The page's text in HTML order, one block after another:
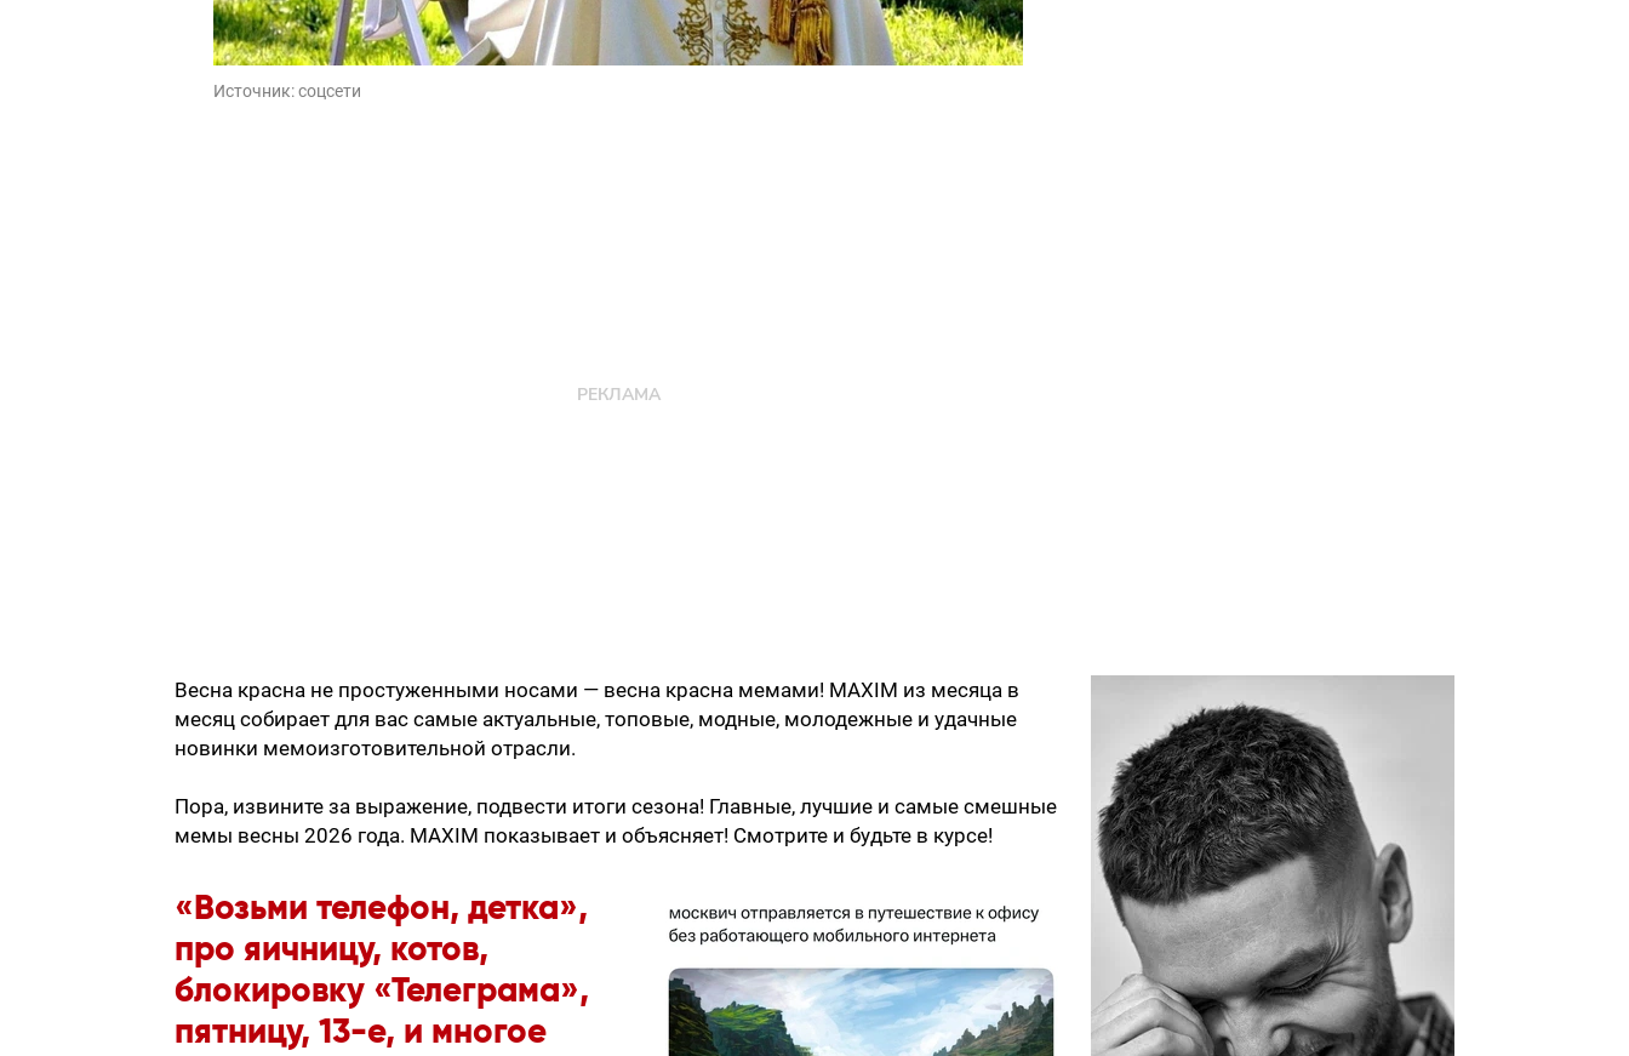
Источник:соцсети
Весна красна не простуженными носами — весна красна мемами! MAXIM из месяца в
месяц собирает для вас самые актуальные, топовые, модные, молодежные и удачные
новинки мемоизготовительной отрасли.
Пора, извините за выражение, подвести итоги сезона! Главные, лучшие и самые смешные
мемы весны 2026 года. MAXIM показывает и объясняет! Смотрите и будьте в курсе!
«Возьми телефон, детка»,
про яичницу, котов,
блокировку «Телеграма»,
пятницу, 13-е, и многое